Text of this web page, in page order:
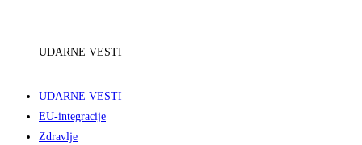
UDARNE VESTI
UDARNE VESTI
EU-integracije
Zdravlje